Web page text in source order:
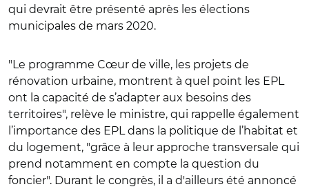
qui devrait être présenté après les élections
municipales de mars 2020.
"Le programme Cœur de ville, les projets de
rénovation urbaine, montrent à quel point les EPL
ont la capacité de s’adapter aux besoins des
territoires", relève le ministre, qui rappelle également
l’importance des EPL dans la politique de l’habitat et
du logement, "grâce à leur approche transversale qui
prend notamment en compte la question du
foncier". Durant le congrès, il a d'ailleurs été annoncé